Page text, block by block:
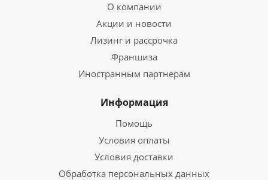
О компании
Акции и новости
Лизинг и рассрочка
Франшиза
Иностранным партнерам
Информация
Помощь
Условия оплаты
Условия доставки
Обработка персональных данных